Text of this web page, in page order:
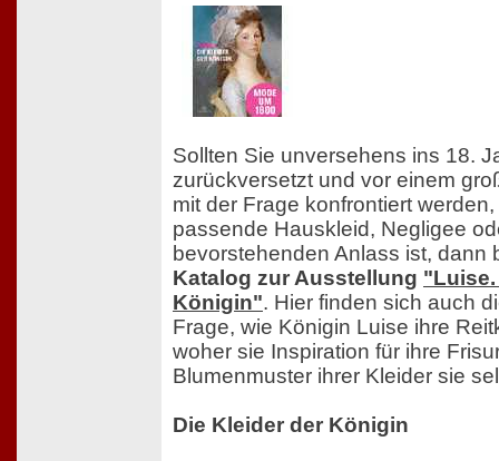
Sollten Sie unversehens ins 18.
zurückversetzt und vor einem
mit der Frage konfrontiert
passende Hauskleid, Negligee
bevorstehenden Anlass ist, dann
Katalog zur Ausstellung "Luise.
Königin". Hier finden sich auch
Frage, wie Königin Luise ihre
woher sie Inspiration für ihre
Blumenmuster ihrer Kleider sie
Die Kleider der Königin